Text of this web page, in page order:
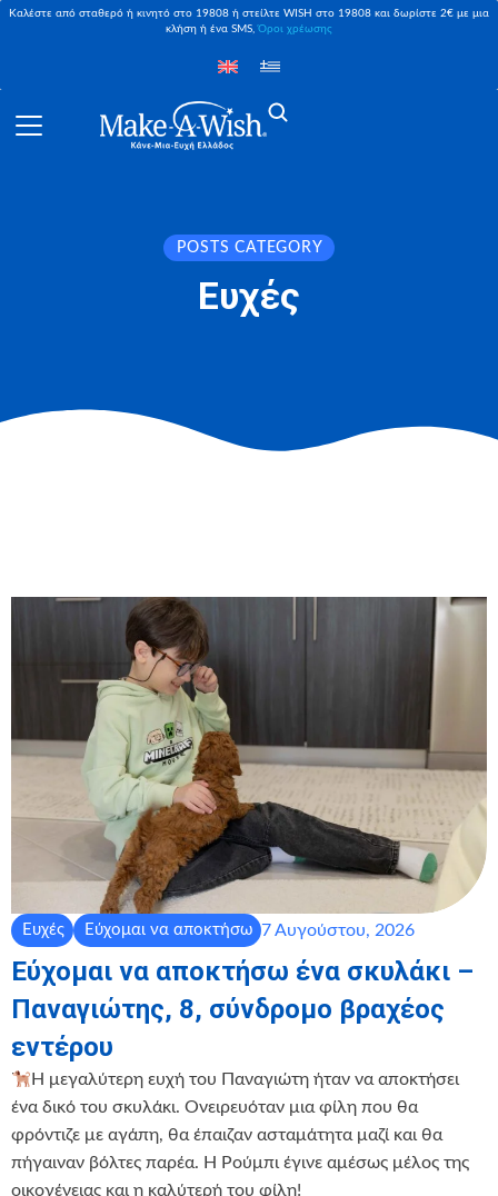
Καλέστε από σταθερό ή κινητό στο 19808 ή στείλτε WISH στο 19808 και δωρίστε 2€ με μια
κλήση ή ένα SMS,Όροι χρέωσης
POSTS CATEGORY
Ευχές
Ευχές Εύχομαι να αποκτήσω 7 Αυγούστου, 2026
Εύχομαι να αποκτήσω ένα σκυλάκι –
Παναγιώτης, 8, σύνδρομο βραχέος
εντέρου
Η μεγαλύτερη ευχή του Παναγιώτη ήταν να αποκτήσει
ένα δικό του σκυλάκι. Ονειρευόταν μια φίλη που θα
φρόντιζε με αγάπη, θα έπαιζαν ασταμάτητα μαζί και θα
πήγαιναν βόλτες παρέα. Η Ρούμπι έγινε αμέσως μέλος της
οικογένειας και η καλύτερή του φίλη!